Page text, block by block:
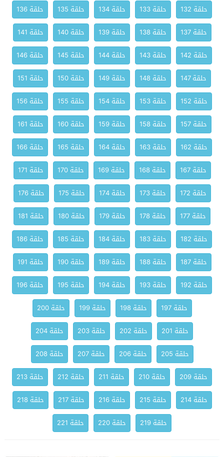
حلقة 132 حلقة 133 حلقة 134 حلقة 135
حلقة 136
حلقة 137
حلقة 138 حلقة 139 حلقة 140
حلقة 141
حلقة 142
حلقة 143 حلقة 144 حلقة 145
حلقة 146
حلقة 147
حلقة 148 حلقة 149 حلقة 150
حلقة 151
حلقة 152
حلقة 153 حلقة 154 حلقة 155
حلقة 156
حلقة 157
حلقة 158 حلقة 159 حلقة 160
حلقة 161
حلقة 162
حلقة 163 حلقة 164 حلقة 165
حلقة 166
حلقة 167
حلقة 168 حلقة 169 حلقة 170
حلقة 171
حلقة 172
حلقة 173 حلقة 174 حلقة 175
حلقة 176
حلقة 177
حلقة 178 حلقة 179 حلقة 180
حلقة 181
حلقة 182
حلقة 183 حلقة 184 حلقة 185
حلقة 186
حلقة 187
حلقة 188 حلقة 189 حلقة 190
حلقة 191
حلقة 192
حلقة 193 حلقة 194 حلقة 195
حلقة 196
حلقة 197
حلقة 198 حلقة 199
حلقة 200
حلقة 201
حلقة 202 حلقة 203
حلقة 204
حلقة 205
حلقة 206 حلقة 207
حلقة 208
حلقة 209
حلقة 210 حلقة 211 حلقة 212
حلقة 213
حلقة 214
حلقة 215 حلقة 216 حلقة 217
حلقة 218
حلقة 219
حلقة 220 حلقة 221